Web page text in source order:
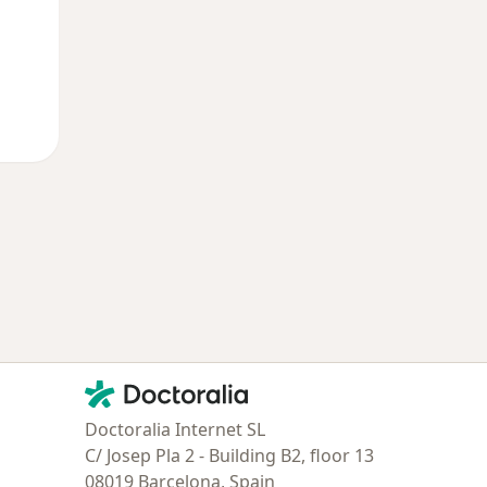
Contacto
Doctoralia - Página de inicio
Doctoralia Internet SL
C/ Josep Pla 2 - Building B2, floor 13
08019 Barcelona, Spain